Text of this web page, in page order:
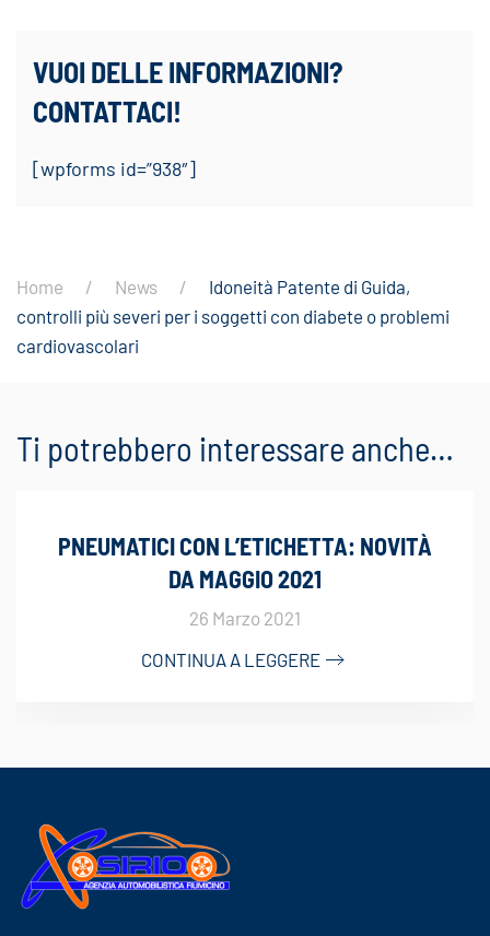
VUOI DELLE INFORMAZIONI?
CONTATTACI!
[wpforms id=”938″]
Home News
Idoneità Patente di Guida,
controlli più severi per i soggetti con diabete o problemi
cardiovascolari
Ti potrebbero interessare anche…
PNEUMATICI CON L’ETICHETTA: NOVITÀ
DA MAGGIO 2021
26 Marzo 2021
CONTINUA A LEGGERE